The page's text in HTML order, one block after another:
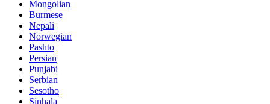
Mongolian
Burmese
Nepali
Norwegian
Pashto
Persian
Punjabi
Serbian
Sesotho
Sinhala